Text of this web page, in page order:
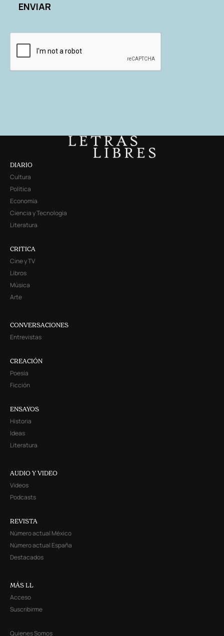
DIARIO
Cultura
Política
Economía
Ciencia y Tecnología
Literatura
CRITICA
Cine y TV
Libros
Música
Arte
CONVERSACIONES
Entrevistas
CREACIÓN
Poesía
Ficción
ENSAYOS
Historia
Ideas
Literatura
AUDIO Y VIDEO
Videos
Podcasts
REVISTA
Número actual México
Número actual España
Destacados
MÁS LL
Acceso
Suscribirme
Quienes Somos